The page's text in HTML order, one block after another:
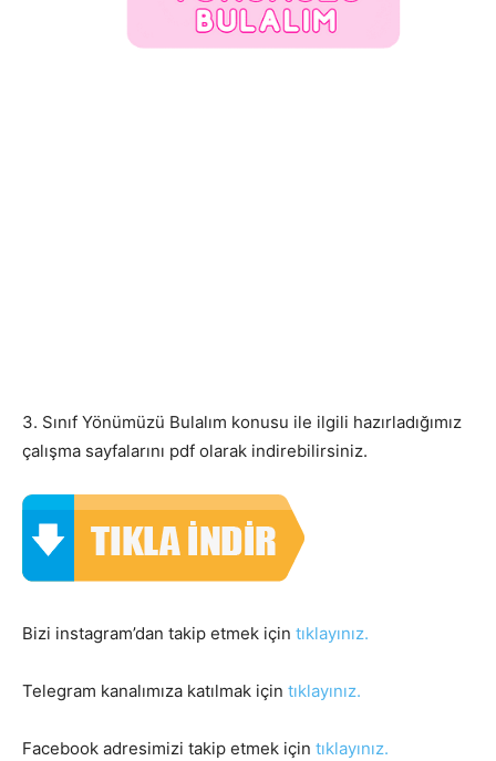
3. Sınıf Yönümüzü Bulalım konusu ile ilgili hazırladığımız
çalışma sayfalarını pdf olarak indirebilirsiniz.
Bizi instagram’dan takip etmek için tıklayınız.
Telegram kanalımıza katılmak için tıklayınız.
Facebook adresimizi takip etmek için tıklayınız.